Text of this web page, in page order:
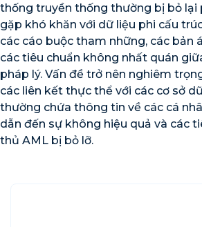
thống truyền thống thường bị bỏ lại
gặp khó khăn với dữ liệu phi cấu
các cáo buộc tham những, các bản
các tiêu chuẩn không nhất quán
pháp lý. Vấn đề trở nên nghiêm
các liên kết thực thể với các cơ sở
thường chứa thông tin về các cá
dẫn đến sự không hiệu quả và các
thủ AML bị bỏ lỡ.